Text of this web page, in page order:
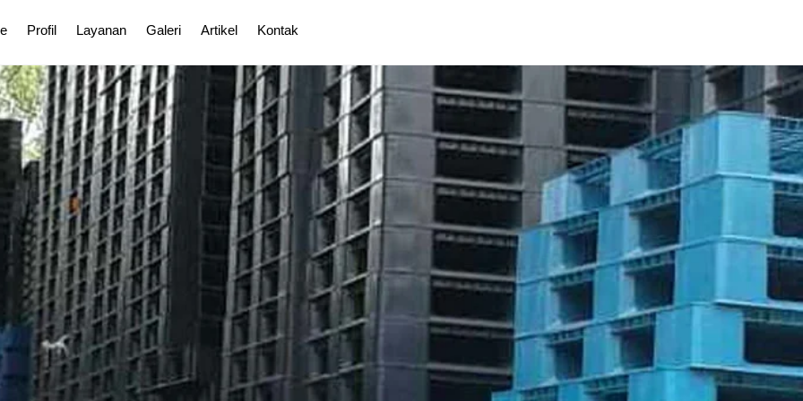
Profil Layanan Galeri Artikel Kontak